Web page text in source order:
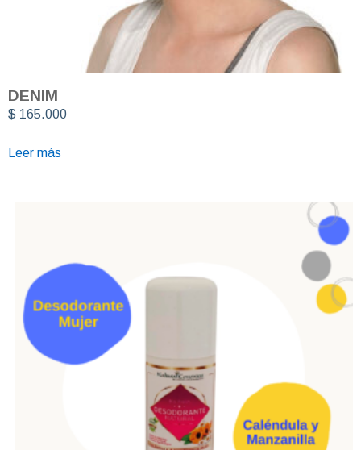
DENIM
$ 165.000
Leer más